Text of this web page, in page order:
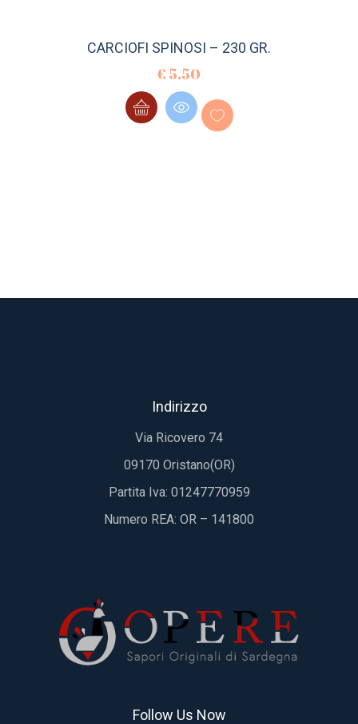
CARCIOFI SPINOSI – 230 GR.
€ 5.50
Indirizzo
Via Ricovero 74
09170 Oristano(OR)
Partita Iva: 01247770959
Numero REA: OR – 141800
Follow Us Now